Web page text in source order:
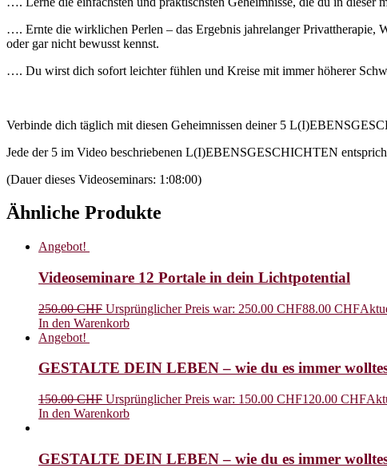
…. Ernte die wirklichen Perlen – das Ergebnis jahrelanger Privattherapie,
oder gar nicht bewusst kennst.
…. Du wirst dich sofort leichter fühlen und Kreise mit immer höherer
Verbinde dich täglich mit diesen Geheimnissen deiner 5
Jede der 5 im Video beschriebenen L(I)EBENSGESCHICHTEN
(Dauer dieses Videoseminars: 1:08:00)
Ähnliche Produkte
Angebot!
Videoseminare 12 Portale in dein Lichtpotential
250.00CHF Ursprünglicher Preis war: 250.00 CHF88.00 CHF
In den Warenkorb
Angebot!
GESTALTE DEIN LEBEN – wie du es immer
150.00CHF Ursprünglicher Preis war: 150.00 CHF120.00 CHF
In den Warenkorb
GESTALTE DEIN LEBEN – wie du es immer